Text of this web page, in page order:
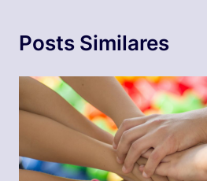
Posts Similares